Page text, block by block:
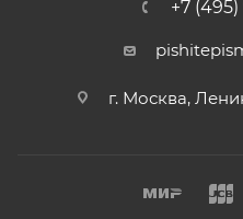
+7
г. Москва,